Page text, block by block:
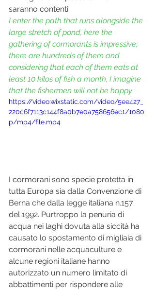
saranno contenti.
I enter the path that runs alongside the
large stretch of pond, here the
gathering of cormorants is impressive;
there are hundreds of them and
considering that each of them eats at
least 10 kilos of fish a month, I imagine
that the fishermen will not be happy.
https://video.wixstatic.com/video/5ee427_
220c6f7113c144f8a0b7e0a758656ec1/1080
p/mp4/file.mp4
I cormorani sono specie protetta in
tutta Europa sia dalla Convenzione di
Berna che dalla legge italiana n.157
del 1992. Purtroppo la penuria di
acqua nei laghi dovuta alla siccità ha
causato lo spostamento di migliaia di
cormorani nelle acquaculture e
alcune regioni italiane hanno
autorizzato un numero limitato di
abbattimenti per rispondere alle